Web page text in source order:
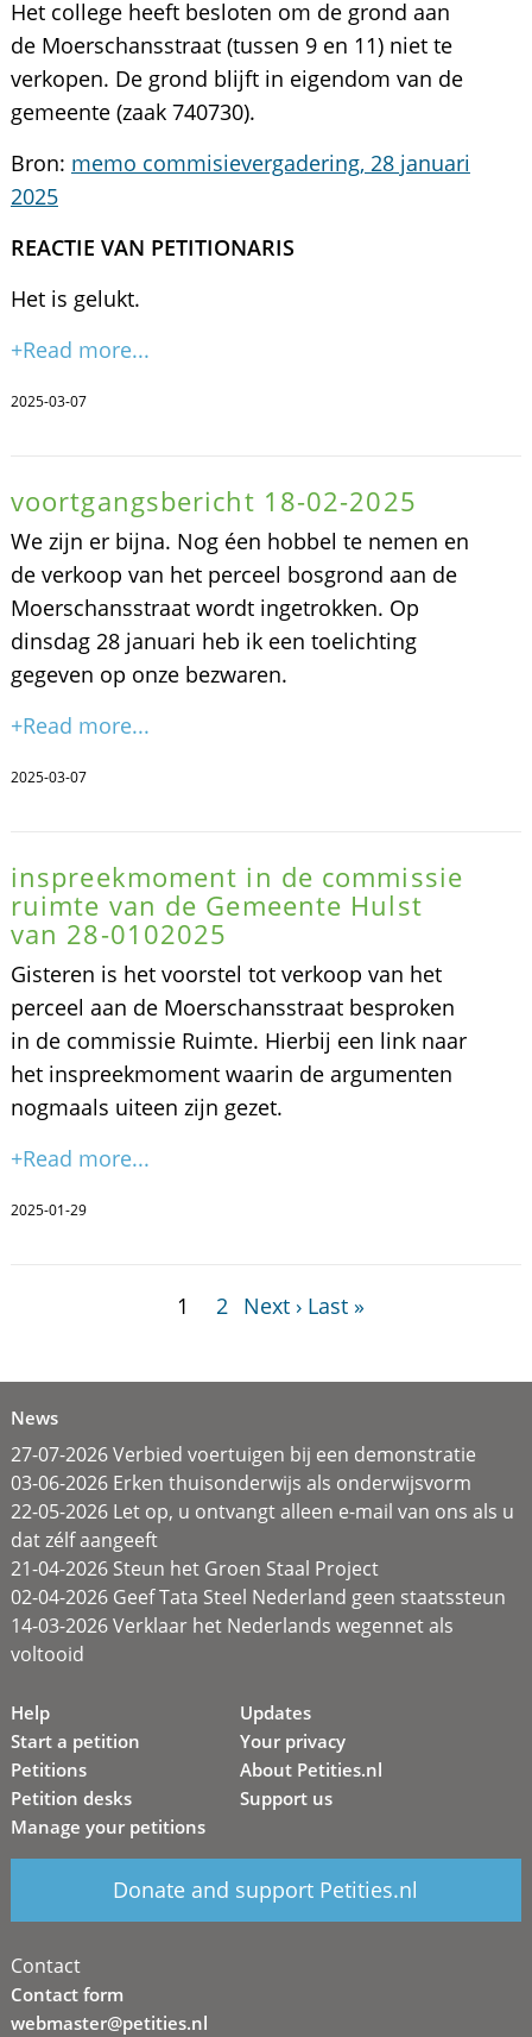
Het college heeft besloten om de grond aan
de Moerschansstraat (tussen 9 en 11) niet te
verkopen. De grond blijft in eigendom van de
gemeente (zaak 740730).
Bron: memo commisievergadering, 28 januari
2025
REACTIE VAN PETITIONARIS
Het is gelukt.
+Read more...
2025-03-07
voortgangsbericht 18-02-2025
We zijn er bijna. Nog éen hobbel te nemen en
de verkoop van het perceel bosgrond aan de
Moerschansstraat wordt ingetrokken. Op
dinsdag 28 januari heb ik een toelichting
gegeven op onze bezwaren.
+Read more...
2025-03-07
inspreekmoment in de commissie
ruimte van de Gemeente Hulst
van 28-0102025
Gisteren is het voorstel tot verkoop van het
perceel aan de Moerschansstraat besproken
in de commissie Ruimte. Hierbij een link naar
het inspreekmoment waarin de argumenten
nogmaals uiteen zijn gezet.
+Read more...
2025-01-29
1 2 Next › Last »
News
27-07-2026 Verbied voertuigen bij een demonstratie
03-06-2026 Erken thuisonderwijs als onderwijsvorm
22-05-2026 Let op, u ontvangt alleen e-mail van ons als u
dat zélf aangeeft
21-04-2026 Steun het Groen Staal Project
02-04-2026 Geef Tata Steel Nederland geen staatssteun
14-03-2026 Verklaar het Nederlands wegennet als
voltooid
Help
Start a petition
Petitions
Petition desks
Manage your petitions
Updates
Your privacy
About Petities.nl
Support us
Donate and support Petities.nl
Contact
Contact form
webmaster@petities.nl